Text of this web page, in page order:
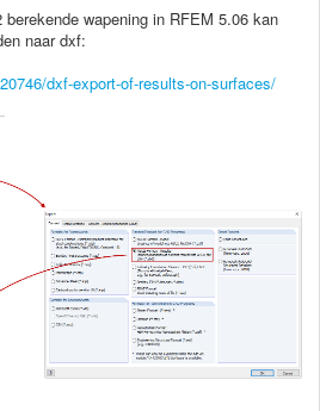
wapening in RFEM 5.06 kan
naar dxf:
dxf-export-of-results-on-surfaces/